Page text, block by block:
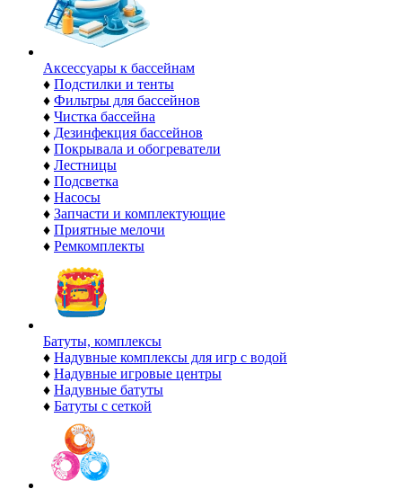
Аксессуары к бассейнам
♦ Подстилки и тенты
♦ Фильтры для бассейнов
♦ Чистка бассейна
♦ Дезинфекция бассейнов
♦ Покрывала и обогреватели
♦ Лестницы
♦ Подсветка
♦ Насосы
♦ Запчасти и комплектующие
♦ Приятные мелочи
♦ Ремкомплекты
Батуты, комплексы
♦ Надувные комплексы для игр с водой
♦ Надувные игровые центры
♦ Надувные батуты
♦ Батуты с сеткой